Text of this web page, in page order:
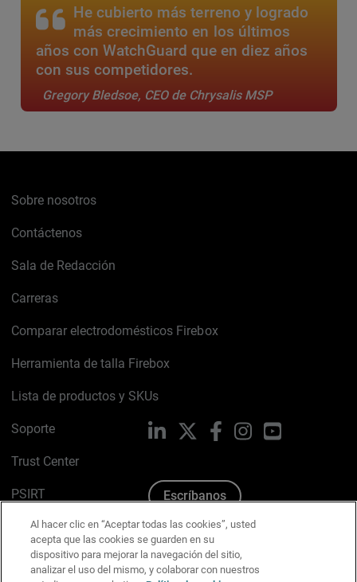
He cubierto más terreno y logrado
más crecimiento en los últimos
años con WatchGuard que en diez años
con sus competidores.
Gregory Bledsoe, CEO de Chrysalis MSP
Sobre nosotros
Contáctenos
Sala de Redacción
Carreras
Comparar electrodomésticos Firebox
Herramienta de talla Firebox
Lista de productos y SKUs
Soporte
Trust Center
PSIRT
Política de cookies
Política de privacidad
LinkedIn FacebookInstagramYouTube
Escríbanos
Al hacer clic en “Aceptar todas las cookies”, usted
acepta que las cookies se guarden en su
dispositivo para mejorar la navegación del sitio,
analizar el uso del mismo, y colaborar con nuestros